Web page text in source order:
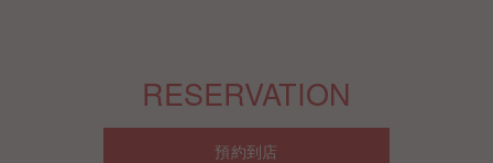
RESERVATION
預約到店